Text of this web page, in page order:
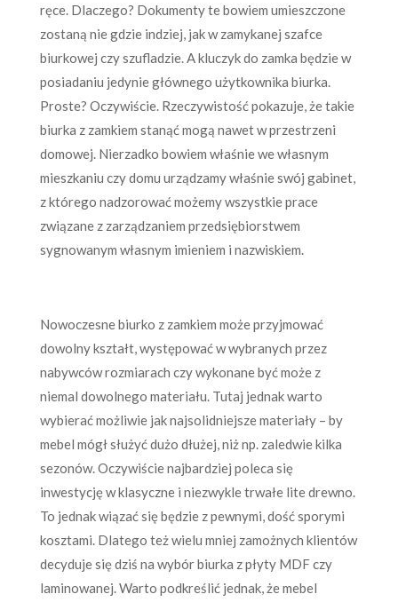
ręce. Dlaczego? Dokumenty te bowiem umieszczone
zostaną nie gdzie indziej, jak w zamykanej szafce
biurkowej czy szufladzie. A kluczyk do zamka będzie w
posiadaniu jedynie głównego użytkownika biurka.
Proste? Oczywiście. Rzeczywistość pokazuje, że takie
biurka z zamkiem stanąć mogą nawet w przestrzeni
domowej. Nierzadko bowiem właśnie we własnym
mieszkaniu czy domu urządzamy właśnie swój gabinet,
z którego nadzorować możemy wszystkie prace
związane z zarządzaniem przedsiębiorstwem
sygnowanym własnym imieniem i nazwiskiem.
Nowoczesne biurko z zamkiem może przyjmować
dowolny kształt, występować w wybranych przez
nabywców rozmiarach czy wykonane być może z
niemal dowolnego materiału. Tutaj jednak warto
wybierać możliwie jak najsolidniejsze materiały – by
mebel mógł służyć dużo dłużej, niż np. zaledwie kilka
sezonów. Oczywiście najbardziej poleca się
inwestycję w klasyczne i niezwykle trwałe lite drewno.
To jednak wiązać się będzie z pewnymi, dość sporymi
kosztami. Dlatego też wielu mniej zamożnych klientów
decyduje się dziś na wybór biurka z płyty MDF czy
laminowanej. Warto podkreślić jednak, że mebel